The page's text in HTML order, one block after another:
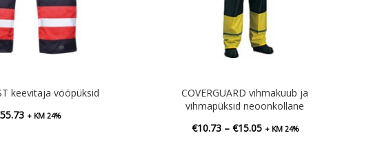
keevitaja vööpüksid
55.73 + KM 24%
COVERGUARD vihmakuub ja
vihmapüksid neoonkollane
€10.73 – €15.05Hinnavahemik:
+ KM 24%